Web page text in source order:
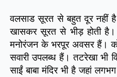
वलसाड सूरत से बहुत दूर नहीं
खासकर सूरत से भीड़ होती है।
मनोरंजन के भरपूर अवसर हैं।
सवारी उपलब्ध हैं। तटरेखा भी
साईं बाबा मंदिर भी है जहां